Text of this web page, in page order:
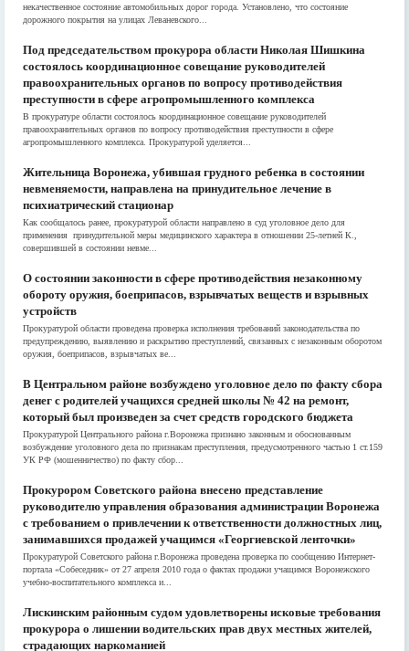
некачественное состояние автомобильных дорог города. Установлено, что состояние
дорожного покрытия на улицах Леваневского...
Под председательством прокурора области Николая Шишкина
состоялось координационное совещание руководителей
правоохранительных органов по вопросу противодействия
преступности в сфере агропромышленного комплекса
В прокуратуре области состоялось координационное совещание руководителей
правоохранительных органов по вопросу противодействия преступности в сфере
агропромышленного комплекса. Прокуратурой уделяется...
Жительница Воронежа, убившая грудного ребенка в состоянии
невменяемости, направлена на принудительное лечение в
психиатрический стационар
Как сообщалось ранее, прокуратурой области направлено в суд уголовное дело для
применения принудительной меры медицинского характера в отношении 25-летней К.,
совершившей в состоянии невме...
О состоянии законности в сфере противодействия незаконному
обороту оружия, боеприпасов, взрывчатых веществ и взрывных
устройств
Прокуратурой области проведена проверка исполнения требований законодательства по
предупреждению, выявлению и раскрытию преступлений, связанных с незаконным оборотом
оружия, боеприпасов, взрывчатых ве...
В Центральном районе возбуждено уголовное дело по факту сбора
денег с родителей учащихся средней школы № 42 на ремонт,
который был произведен за счет средств городского бюджета
Прокуратурой Центрального района г.Воронежа признано законным и обоснованным
возбуждение уголовного дела по признакам преступления, предусмотренного частью 1 ст.159
УК РФ (мошенничество) по факту сбор...
Прокурором Советского района внесено представление
руководителю управления образования администрации Воронежа
с требованием о привлечении к ответственности должностных лиц,
занимавшихся продажей учащимся «Георгиевской ленточки»
Прокуратурой Советского района г.Воронежа проведена проверка по сообщению Интернет-
портала «Собеседник» от 27 апреля 2010 года о фактах продажи учащимся Воронежского
учебно-воспитательного комплекса и...
Лискинским районным судом удовлетворены исковые требования
прокурора о лишении водительских прав двух местных жителей,
страдающих наркоманией